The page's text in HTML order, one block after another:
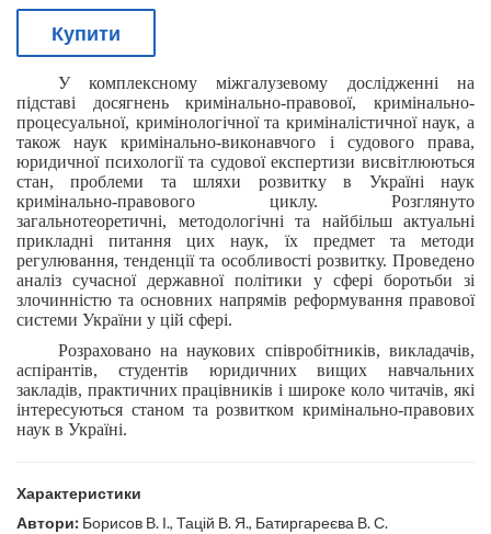
Купити
У комплексному міжгалузевому дослідженні на
підставі досягнень кримінально-правової, кримінально-
процесуальної, кримінологічної та криміналістичної наук, а
також наук кримінально-виконавчого і судового права,
юридичної психології та судової експертизи висвітлюються
стан, проблеми та шляхи розвитку в Україні наук
кримінально-правового циклу. Розглянуто
загальнотеоретичні, методологічні та найбільш актуальні
прикладні питання цих наук, їх предмет та методи
регулювання, тенденції та особливості розвитку. Проведено
аналіз сучасної державної політики у сфері боротьби зі
злочинністю та основних напрямів реформування правової
системи України у цій сфері.
Розраховано на наукових співробітників, викладачів,
аспірантів, студентів юридичних вищих навчальних
закладів, практичних працівників і широке коло читачів, які
інтересуються станом та розвитком кримінально-правових
наук в Україні.
Характеристики
Автори: Борисов В. І., Тацій В. Я., Батиргареєва В. С.